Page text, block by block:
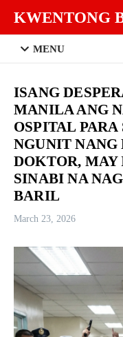
KWENTONG
MENU
ISANG
MANILA ANG
OSPITAL
NGUNIT NANG
DOKTOR,
SINABI NA
BARIL
March 23, 2026